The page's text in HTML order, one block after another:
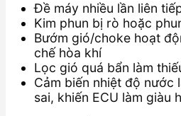
Đề máy nhiều lần liên
Kim phun bị rò hoặc
Bướm gió/choke hoạt
chế hòa khí
Lọc gió quá bẩn làm
Cảm biến nhiệt độ nước
sai, khiến ECU làm giàu